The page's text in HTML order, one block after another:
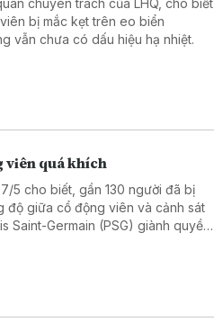
bị mắc kẹt trên eo biển
vẫn chưa có dấu hiệu hạ nhiệt.
viên quá khích
5 cho biết, gần 130 người đã bị
độ giữa cổ động viên và cảnh sát
Saint-Germain (PSG) giành quyền